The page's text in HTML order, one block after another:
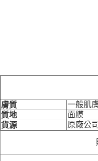
膚質
一般肌
質地
面膜
貨源
原廠公